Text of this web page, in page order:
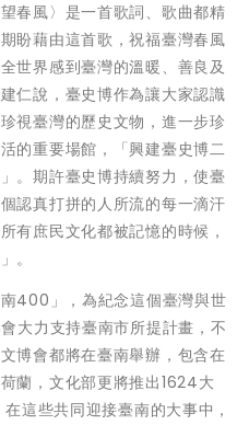
春風〉是一首歌詞、歌曲都精
盼藉由這首歌，祝福臺灣春風
世界感到臺灣的溫暖、善良及
仁說，臺史博作為讓大家認識
視臺灣的歷史文物，進一步珍
的重要場館，「興建臺史博二
。期許臺史博持續努力，使臺
認真打拼的人所流的每一滴汗
有庶民文化都被記憶的時候，
。
400」，為紀念這個臺灣與世
大力支持臺南市所提計畫，不
博會都將在臺南舉辦，包含在
蘭，文化部更將推出1624大
這些共同迎接臺南的大事中，